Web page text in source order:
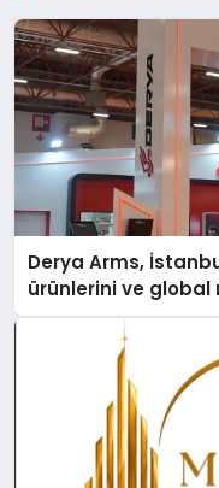
Derya Arms,
ürünlerini ve